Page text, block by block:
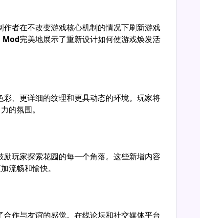
了生动的新外观，为新玩家和老粉丝增添了
新鲜活力，使其成为任何欣赏沉浸式游戏体